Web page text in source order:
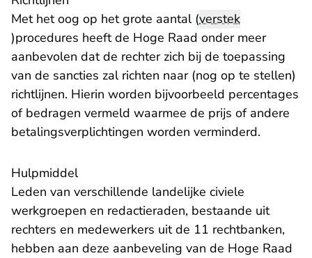
Met het oog op het grote aantal (verstek
)procedures heeft de Hoge Raad onder meer
aanbevolen dat de rechter zich bij de toepassing
van de sancties zal richten naar (nog op te stellen)
richtlijnen. Hierin worden bijvoorbeeld percentages
of bedragen vermeld waarmee de prijs of andere
betalingsverplichtingen worden verminderd.
Hulpmiddel
Leden van verschillende landelijke civiele
werkgroepen en redactieraden, bestaande uit
rechters en medewerkers uit de 11 rechtbanken,
hebben aan deze aanbeveling van de Hoge Raad